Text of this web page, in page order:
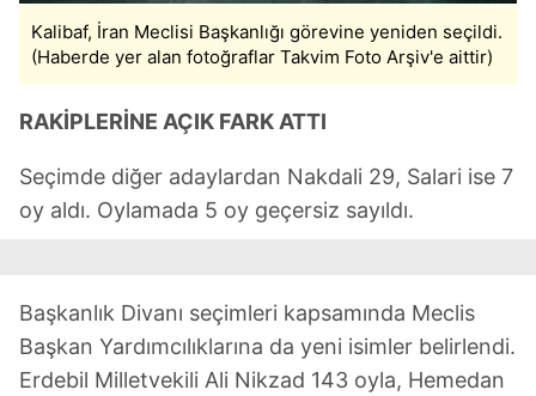
Kalibaf, İran Meclisi Başkanlığı görevine yeniden seçildi.
(Haberde yer alan fotoğraflar Takvim Foto Arşiv'e aittir)
RAKİPLERİNE AÇIK FARK ATTI
Seçimde diğer adaylardan Nakdali 29, Salari ise 7
oy aldı. Oylamada 5 oy geçersiz sayıldı.
Başkanlık Divanı seçimleri kapsamında Meclis
Başkan Yardımcılıklarına da yeni isimler belirlendi.
Erdebil Milletvekili Ali Nikzad 143 oyla, Hemedan